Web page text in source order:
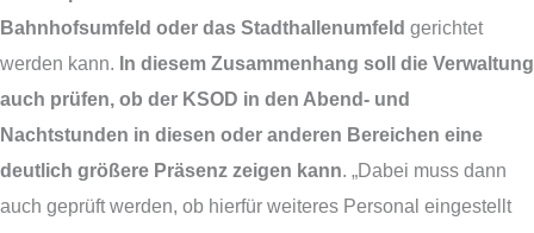
Bahnhofsumfeld oder das Stadthallenumfeld gerichtet
werden kann. In diesem Zusammenhang soll die Verwaltung
auch prüfen, ob der KSOD in den Abend- und
Nachtstunden in diesen oder anderen Bereichen eine
deutlich größere Präsenz zeigen kann . „Dabei muss dann
auch geprüft werden, ob hierfür weiteres Personal eingestellt